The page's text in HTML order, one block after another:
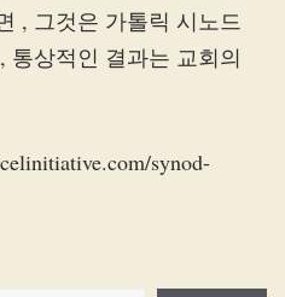
, 그것은 가톨릭 시노드
통상적인 결과는 교회의
synod-